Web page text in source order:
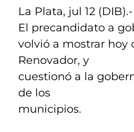
La Plata, jul 12 (DIB).-
El precandidato a
volvió a mostrar hoy
Renovador, y
cuestionó a la
de los
municipios.